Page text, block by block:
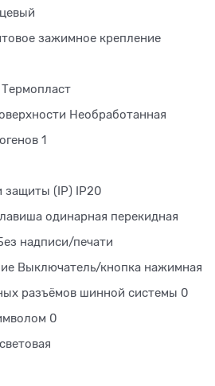
зажимное крепление
Необработанная
1
защиты (IP) IP20
одинарная перекидная
надписи/печати
Выключатель/кнопка нажимная
разъёмов шинной системы 0
0